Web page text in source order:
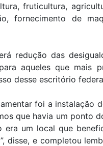
fruticultura,
fornecimento de
redução das
aqueles que mais
desse escritório
foi a instalação
que havia um ponto
era um local que
disse, e completou